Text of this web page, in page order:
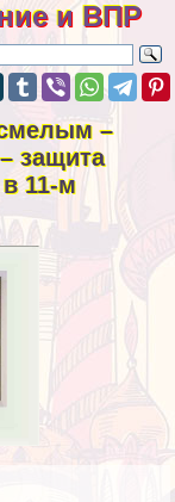
и ВПР
–
защита
11-м